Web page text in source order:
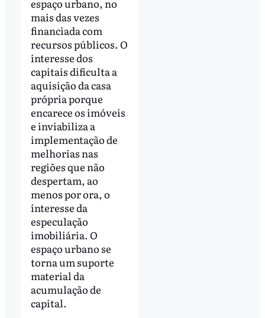
espaço urbano, no
mais das vezes
financiada com
recursos públicos. O
interesse dos
capitais dificulta a
aquisição da casa
própria porque
encarece os imóveis
e inviabiliza a
implementação de
melhorias nas
regiões que não
despertam, ao
menos por ora, o
interesse da
especulação
imobiliária. O
espaço urbano se
torna um suporte
material da
acumulação de
capital.